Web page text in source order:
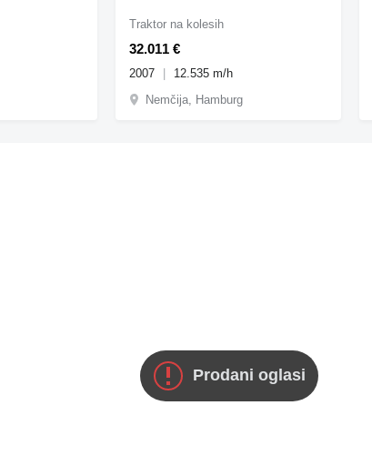
32.011 €
Traktor na kolesih
2007
12.535 m/h
Nemčija, Hamburg
Prodani oglasi